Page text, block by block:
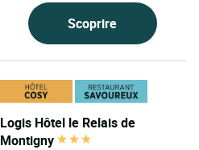
Scoprire
Logis Hôtel le Relais de
Montigny